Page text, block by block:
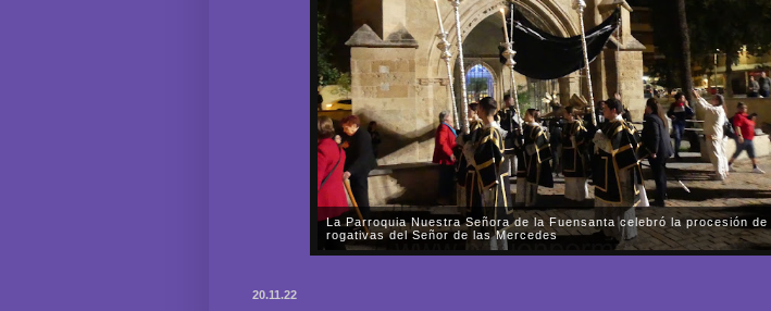
La Parroquia Nuestra Señora de la Fuensanta celebró la procesión de
rogativas del Señor de las Mercedes
20.11.22